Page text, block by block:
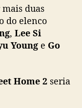
duas
do elenco
, Lee Si
Young e Go
Home 2 seria